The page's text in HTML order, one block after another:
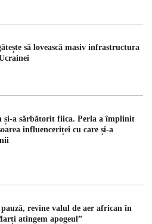
să lovească masiv infrastructura
și-a sărbătorit fiica. Perla a împlinit
influenceriței cu care și-a
revine valul de aer african în
atingem apogeul”